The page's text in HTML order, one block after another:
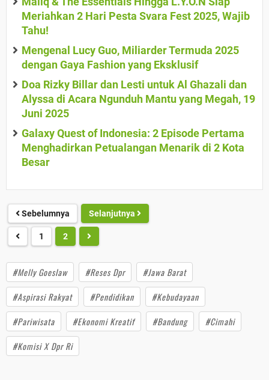
Meriahkan 2 Hari Pesta Svara Fest 2025, Wajib
Tahu!
Mengenal Lucy Guo, Miliarder Termuda 2025
dengan Gaya Fashion yang Eksklusif
Doa Rizky Billar dan Lesti untuk Al Ghazali dan
Alyssa di Acara Ngunduh Mantu yang Megah, 19
Juni 2025
Galaxy Quest of Indonesia: 2 Episode Pertama
Menghadirkan Petualangan Menarik di 2 Kota
Besar
Sebelumnya Selanjutnya
1 2
#Melly Goeslaw #Reses Dpr
#Jawa Barat
#Aspirasi Rakyat
#Pendidikan
#Kebudayaan
#Pariwisata
#Ekonomi Kreatif #Bandung
#Cimahi
#Komisi X Dpr Ri